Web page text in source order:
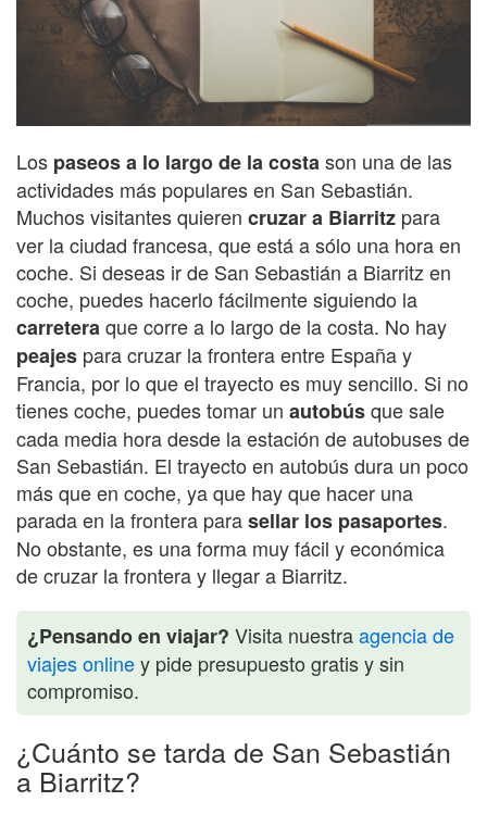
Los paseos a lo largo de la costason una de las
actividades más populares en San Sebastián.
Muchos visitantes quieren cruzar a Biarritz para
ver la ciudad francesa, que está a sólo una hora en
coche. Si deseas ir de San Sebastián a Biarritz en
coche, puedes hacerlo fácilmente siguiendo la
carreteraque corre a lo largo de la costa. No hay
peajes para cruzar la frontera entre España y
Francia, por lo que el trayecto es muy sencillo. Si no
tienes coche, puedes tomar un autobúsque sale
cada media hora desde la estación de autobuses de
San Sebastián. El trayecto en autobús dura un poco
más que en coche, ya que hay que hacer una
parada en la frontera parasellar los pasaportes.
No obstante, es una forma muy fácil y económica
de cruzar la frontera y llegar a Biarritz.
¿Pensando en viajar? Visita nuestraagencia de
viajes onliney pide presupuesto gratis y sin
compromiso.
¿Cuánto se tarda de San Sebastián
a Biarritz?